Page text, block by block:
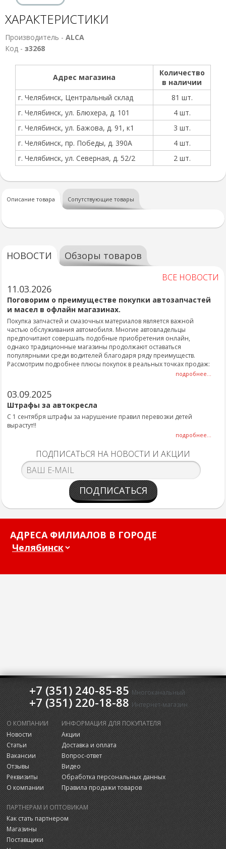
ХАРАКТЕРИСТИКИ
Производитель - ALCA
Код - з3268
Адрес магазина
Количество
в наличии
г. Челябинск, Центральный склад
81 шт.
г. Челябинск, ул. Блюхера, д. 101
4 шт.
г. Челябинск, ул. Бажова, д. 91, к1
3 шт.
г. Челябинск, пр. Победы, д. 390А
4 шт.
г. Челябинск, ул. Северная, д. 52/2
2 шт.
Описание товара Сопутствующие товары
НОВОСТИ Обзоры товаров
ВСЕ НОВОСТИ
11.03.2026
Поговорим о преимуществе покупки автозапчастей
и масел в офлайн магазинах.
Покупка запчастей и смазочных материалов является важной
частью обслуживания автомобиля. Многие автовладельцы
предпочитают совершать подобные приобретения онлайн,
однако традиционные магазины продолжают оставаться
популярными среди водителей благодаря ряду преимуществ.
Рассмотрим подробнее плюсы покупок в реальных точках продаж:
подробнее...
03.09.2025
Штрафы за автокресла
С 1 сентября штрафы за нарушение правил перевозки детей
вырастут!!
подробнее...
ПОДПИСАТЬСЯ НА НОВОСТИ И АКЦИИ
ПОДПИСАТЬСЯ
АДРЕСА ФИЛИАЛОВ В ГОРОДЕ
+7 (351) 240-85-85 Многоканальный
+7 (351) 220-18-88 Интернет-магазин
О КОМПАНИИ
Новости
Статьи
Вакансии
Отзывы
Реквизиты
О компании
ИНФОРМАЦИЯ ДЛЯ ПОКУПАТЕЛЯ
Акции
Доставка и оплата
Вопрос-ответ
Видео
Обработка персональных данных
Правила продажи товаров
ПАРТНЕРАМ И ОПТОВИКАМ
Как стать партнером
Магазины
Поставщики